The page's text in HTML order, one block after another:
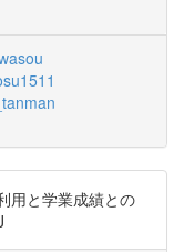
用と学業成績との